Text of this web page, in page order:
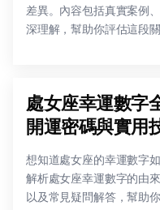
差異。內容包括真實案例
深理解，幫助你評估這段關
處女座幸運數字
開運密碼與實用
想知道處女座的幸運數字
解析處女座幸運數字的由
以及常見疑問解答，幫助